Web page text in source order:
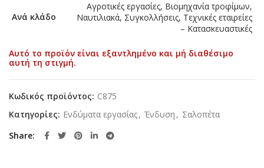
Ανά κλάδο
Αγροτικές εργασίες, Βιομηχανία τροφίμων,
Ναυτιλιακά, Συγκολλήσεις, Τεχνικές εταιρείες
– Κατασκευαστικές
Αυτό το προϊόν είναι εξαντλημένο και μή διαθέσιμο
αυτή τη στιγμή.
Κωδικός προϊόντος: C875
Κατηγορίες: Ενδύματα εργασίας, Ένδυση , Σαλοπέτα
Share